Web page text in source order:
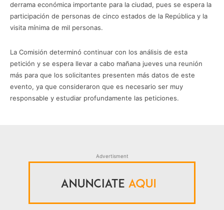
derrama económica importante para la ciudad, pues se espera la
participación de personas de cinco estados de la República y la
visita mínima de mil personas.
La Comisión determinó continuar con los análisis de esta
petición y se espera llevar a cabo mañana jueves una reunión
más para que los solicitantes presenten más datos de este
evento, ya que consideraron que es necesario ser muy
responsable y estudiar profundamente las peticiones.
Advertisment